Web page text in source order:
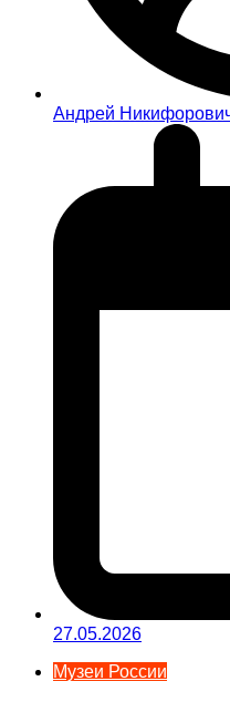
Андрей
27.05.2026
Музеи России